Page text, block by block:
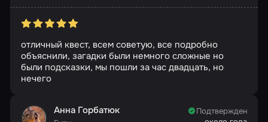
отличный квест, всем советую, все подробно
объяснили, загадки были немного сложные но
были подсказки, мы пошли за час двадцать, но
нечего
Анна Горбатюк
Подтвержден